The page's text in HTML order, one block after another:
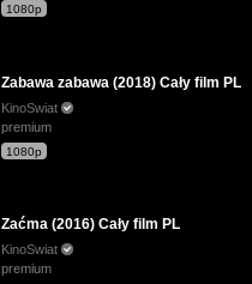
1080p
Zabawa zabawa (2018) Cały film PL
KinoSwiat
premium
1080p
Zaćma (2016) Cały film PL
KinoSwiat
premium